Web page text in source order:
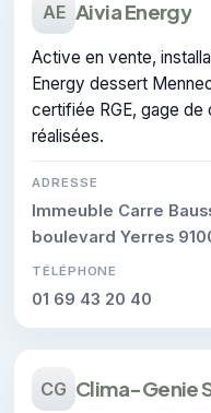
AE Aivia Energy
Active en vente,
Energy dessert
certifiée RGE, gage
réalisées.
ADRESSE
Immeuble Carre
boulevard Yerres
TÉLÉPHONE
01 69 43 20 40
CG Clima-Genie